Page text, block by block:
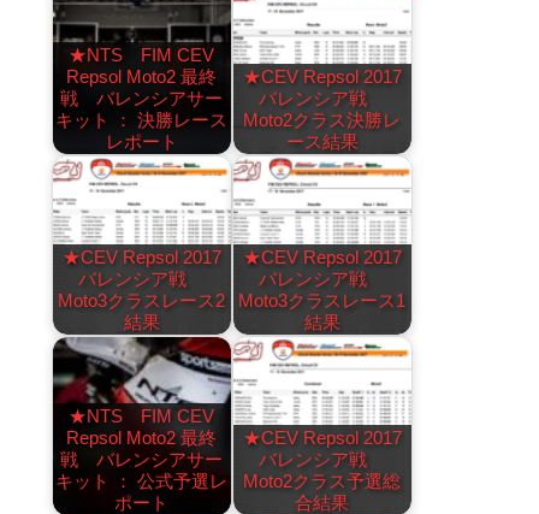
★NTS FIM CEV
Repsol Moto2 最終
戦 バレンシアサー
キット ： 決勝レース
レポート
★CEV Repsol 2017
バレンシア戦
Moto2クラス決勝レ
ース結果
★CEV Repsol 2017
バレンシア戦
Moto3クラスレース2
結果
★CEV Repsol 2017
バレンシア戦
Moto3クラスレース1
結果
★NTS FIM CEV
Repsol Moto2 最終
戦 バレンシアサー
キット ： 公式予選レ
ポート
★CEV Repsol 2017
バレンシア戦
Moto2クラス予選総
合結果